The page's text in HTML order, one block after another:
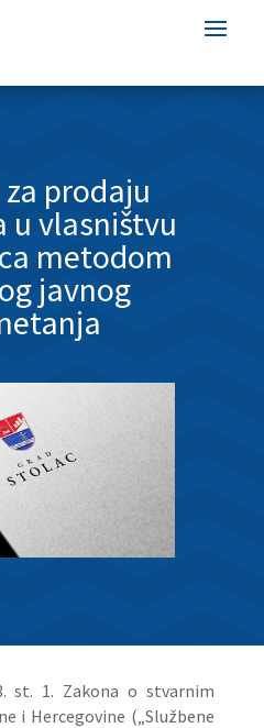
prodaju
u vlasništvu
metodom
javnog
st. 1. Zakona o stvarnim
i Hercegovine („Službene